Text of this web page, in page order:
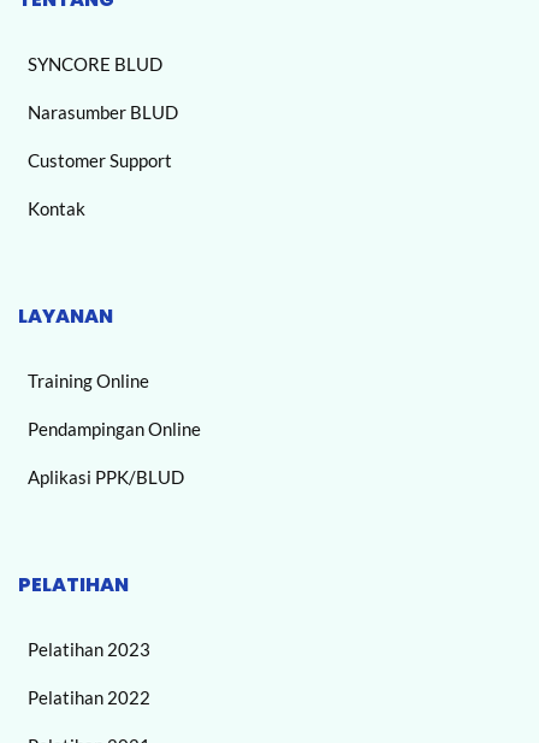
SYNCORE BLUD
Narasumber BLUD
Customer Support
Kontak
LAYANAN
Training Online
Pendampingan Online
Aplikasi PPK/BLUD
PELATIHAN
Pelatihan 2023
Pelatihan 2022